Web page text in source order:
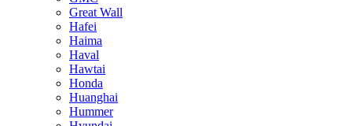
Great Wall
Hafei
Haima
Haval
Hawtai
Honda
Huanghai
Hummer